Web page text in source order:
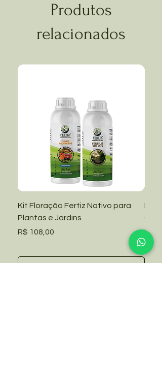
Produtos
relacionados
Kit Floração Fertiz Nativo para
Plantas e Jardins
Preço
R$ 108,00
Kit
Preço
R$